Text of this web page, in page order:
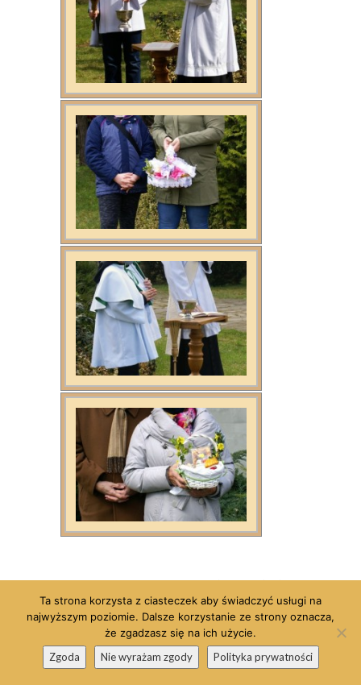
w Wielką Noc
Pokaz zdjęć
Ta strona korzysta z ciasteczek aby świadczyć usługi na
najwyższym poziomie. Dalsze korzystanie ze strony oznacza,
że zgadzasz się na ich użycie.
Zgoda
Nie wyrażam zgody Polityka prywatności